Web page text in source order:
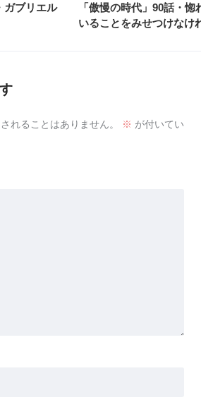
ガブリエル
「傲慢の時代」90話・惚
いることをみせつけなけ
れることはありません。 ※ が付いてい